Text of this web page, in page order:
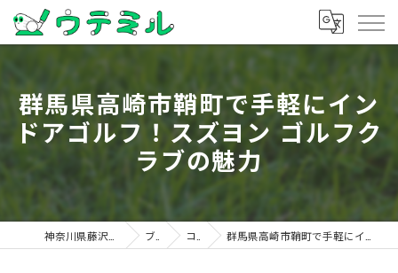
群馬県高崎市鞘町で手軽にイン
ドアゴルフ！スズヨン ゴルフク
ラブの魅力
ブログ コラム 群馬県高崎市鞘町で手軽にインドアゴルフ！スズヨン ゴルフクラブの魅力